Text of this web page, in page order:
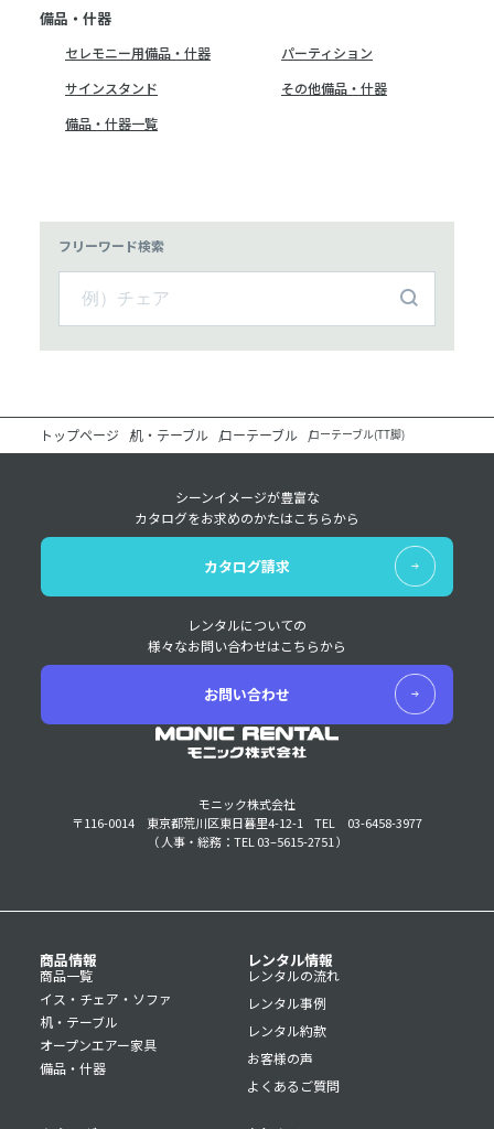
備品・什器
セレモニー用備品・什器
パーティション
サインスタンド
その他備品・什器
備品・什器一覧
フリーワード検索
トップページ 机・テーブル ローテーブル ローテーブル(TT脚)
モニック株式会社
〒116-0014 東京都荒川区東日暮里4-12-1
TEL 03-6458-3977
（ 人事・総務：TEL 03–5615-2751 ）
シーンイメージが豊富な
カタログをお求めのかたはこちらから
カタログ請求
レンタルについての
様々なお問い合わせはこちらから
お問い合わせ
商品情報
商品一覧
イス・チェア・ソファ
机・テーブル
オープンエアー家具
備品・什器
レンタル情報
レンタルの流れ
レンタル事例
レンタル約款
お客様の声
よくあるご質問